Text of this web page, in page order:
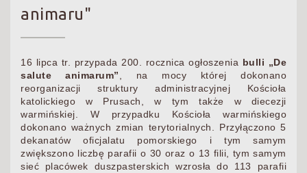
animaru"
16 lipca tr. przypada 200. rocznica ogłoszenia bulli „De
salute animarum”
, na mocy której dokonano
reorganizacji struktury administracyjnej Kościoła
katolickiego w Prusach, w tym także w diecezji
warmińskiej. W przypadku Kościoła warmińskiego
dokonano ważnych zmian terytorialnych. Przyłączono 5
dekanatów oficjalatu pomorskiego i tym samym
zwiększono liczbę parafii o 30 oraz o 13 filii, tym samym
sieć placówek duszpasterskich wzrosła do 113 parafii